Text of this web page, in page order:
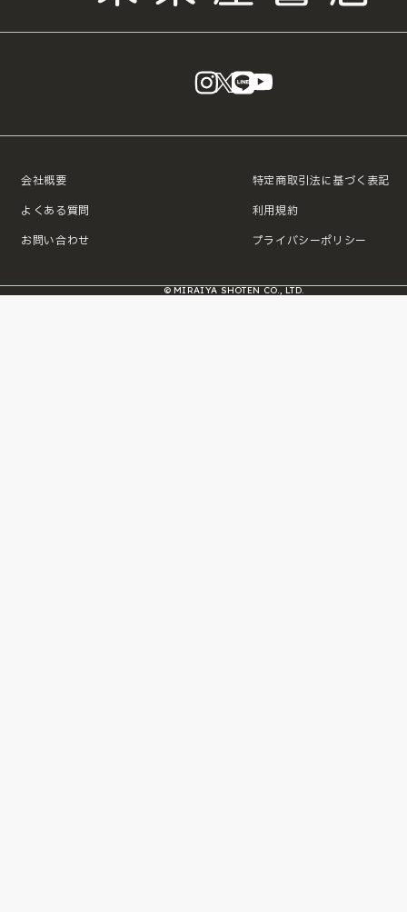
instagram
X LINE
会社概要
よくある質問
お問い合わせ
特定商取引法に基づく表記
利用規約
プライバシーポリシー
© MIRAIYA SHOTEN CO., LTD.